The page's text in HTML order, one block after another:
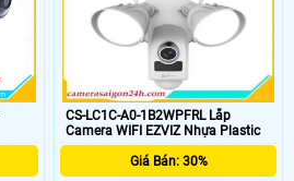
CS-LC1C-A0-1B2WPFRL Lắp
Camera WIFI EZVIZ Nhựa Plastic
Giá Bán: 30%